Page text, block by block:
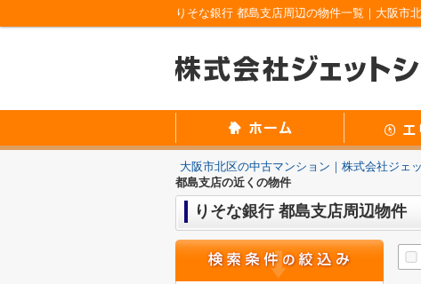
りそな銀行 都島支店周辺の物件一覧｜大阪市
大阪市北区の中古マンション｜株式会社ジェ
都島支店の近くの物件
りそな銀行 都島支店周辺物件